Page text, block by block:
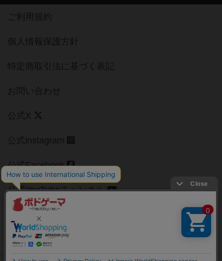
ご利用規約
個人情報保護方針
特定商取引法に基づく表記
お問い合わせ
公式X
公式instagram
公式Facebook
公式YouTubeチャンネル